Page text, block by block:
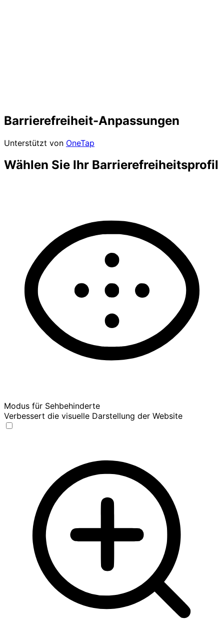
Barrierefreiheit-Anpassungen
Unterstützt von OneTap
Wählen Sie Ihr Barrierefreiheitsprofil
Modus für Sehbehinderte
Verbessert die visuelle Darstellung der Website